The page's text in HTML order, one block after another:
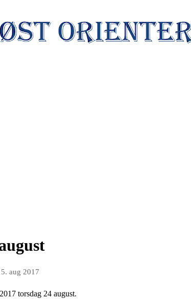
aug 2017
torsdag 24 august.